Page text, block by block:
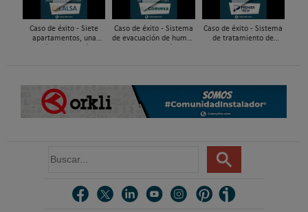
Caso de éxito - Siete
apartamentos, una
Caso de éxito - Sistema
de evacuación de humos
Caso de éxito - Sistema
de tratamiento de
u